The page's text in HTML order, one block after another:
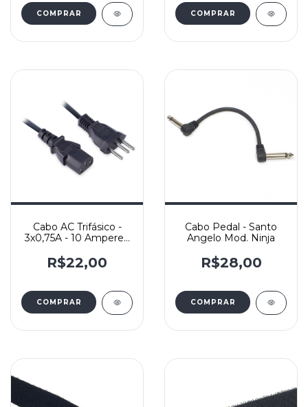
COMPRAR
Cabo AC Trifásico -
3x0,75A - 10 Ampere -
R$22,00
COMPRAR
Cabo Pedal - Santo
Angelo Mod. Ninja
R$28,00
COMPRAR